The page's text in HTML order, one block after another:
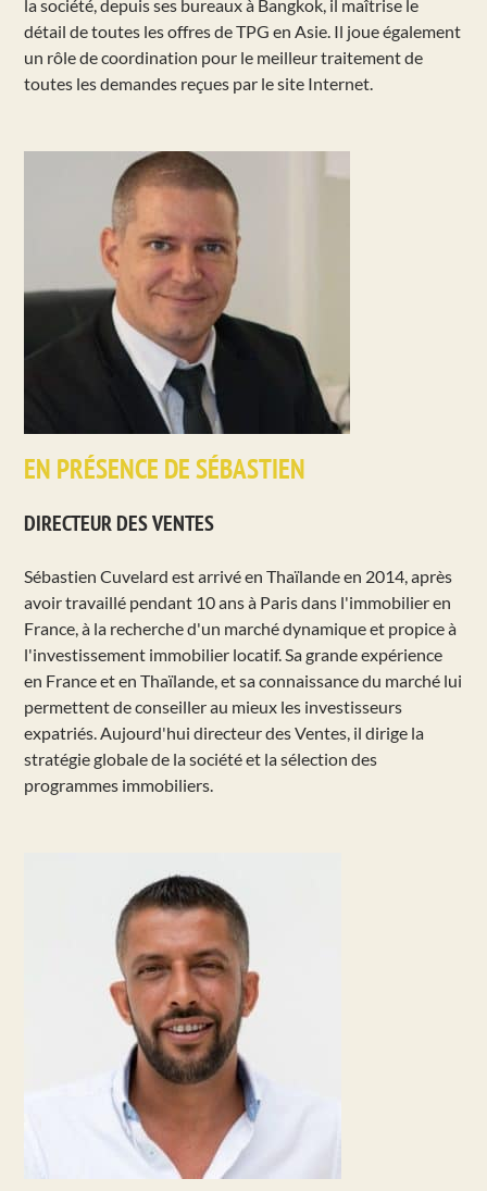
la société, depuis ses bureaux à Bangkok, il maîtrise le
détail de toutes les offres de TPG en Asie. Il joue également
un rôle de coordination pour le meilleur traitement de
toutes les demandes reçues par le site Internet.
EN PRÉSENCE DE SÉBASTIEN
DIRECTEUR DES VENTES
Sébastien Cuvelard est arrivé en Thaïlande en 2014, après
avoir travaillé pendant 10 ans à Paris dans l'immobilier en
France, à la recherche d'un marché dynamique et propice à
l'investissement immobilier locatif. Sa grande expérience
en France et en Thaïlande, et sa connaissance du marché lui
permettent de conseiller au mieux les investisseurs
expatriés. Aujourd'hui directeur des Ventes, il dirige la
stratégie globale de la société et la sélection des
programmes immobiliers.